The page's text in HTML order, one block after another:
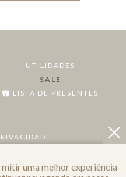
UTILIDADES
SALE
LISTA DE PRESENTES
uma melhor experiência